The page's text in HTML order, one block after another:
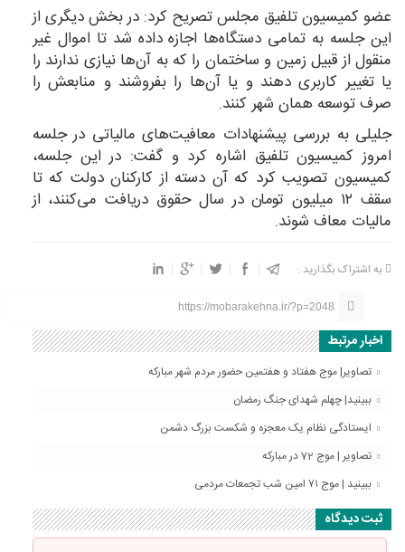
عضو کمیسیون تلفیق مجلس تصریح کرد: در بخش دیگری از
این جلسه به تمامی دستگاه‌ها اجازه داده شد تا اموال غیر
منقول از قبیل زمین و ساختمان را که به آن‌ها نیازی ندارند را
یا تغییر کاربری دهند و یا آن‌ها را بفروشند و منابعش را
صرف توسعه همان شهر کنند.
جلیلی به بررسی پیشنهادات معافیت‌های مالیاتی در جلسه
امروز کمیسیون تلفیق اشاره کرد و گفت: در این جلسه،
کمیسیون تصویب کرد که آن دسته از کارکنان دولت که تا
سقف ۱۲ میلیون تومان در سال حقوق دریافت می‌کنند، از
مالیات معاف شوند.
به اشتراک بگذارید :
https://mobarakehna.ir/?p=2048
اخبار مرتبط
تصاویر| موج هفتاد و هفتمین حضور مردم شهر مبارکه
ببینید| چهلم شهدای جنگ رمضان
ایستادگی نظام یک معجزه و شکست بزرگ دشمن
تصاویر | موج 72 در مبارکه
ببینید | موج ۷۱ امین شب تجمعات مردمی
ثبت دیدگاه